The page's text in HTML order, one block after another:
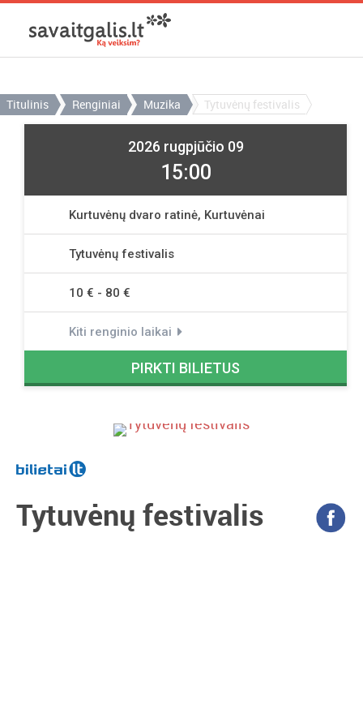
Titulinis Renginiai Muzika Tytuvėnų festivalis
Tytuvėnų festivalis
2026 rugpjūčio 09
15:00
Kurtuvėnų dvaro ratinė, Kurtuvėnai
Tytuvėnų festivalis
10 € - 80 €
Kiti renginio laikai
PIRKTI BILIETUS